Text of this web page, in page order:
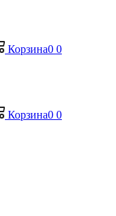
Корзина0 0
Корзина0 0